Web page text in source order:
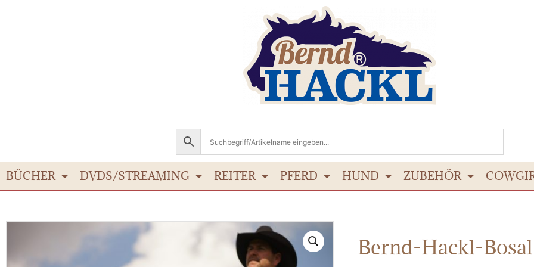
BÜCHER DVDS/STREAMING REITER PFERD HUND ZUBEHÖR
Bernd-Hackl-Bosal